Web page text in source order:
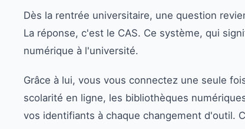
Dès la rentrée universitaire, une question
La réponse, c'est le CAS. Ce système, qui
numérique à l'université.
Grâce à lui, vous vous connectez une seule
scolarité en ligne, les bibliothèques
vos identifiants à chaque changement d'outil.